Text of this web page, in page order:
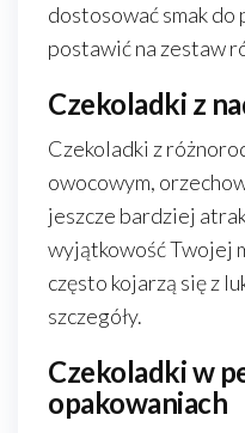
dostosować smak
postawić na zestaw
Czekoladki z
Czekoladki z
owocowym,
jeszcze bardziej
wyjątkowość Twojej
często kojarzą się z
szczegóły.
Czekoladki w
opakowaniach